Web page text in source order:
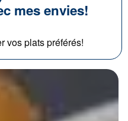
mes envies!
vos plats préférés!